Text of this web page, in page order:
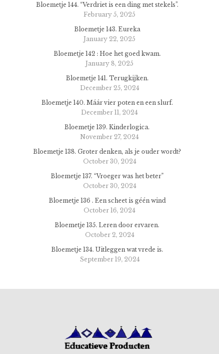
Bloemetje 144. “Verdriet is een ding met stekels”.
February 5, 2025
Bloemetje 143. Eureka
January 22, 2025
Bloemetje 142 : Hoe het goed kwam.
January 8, 2025
Bloemetje 141. Terugkijken.
December 25, 2024
Bloemetje 140. Máár vier poten en een slurf.
December 11, 2024
Bloemetje 139. Kinderlogica.
November 27, 2024
Bloemetje 138. Groter denken, als je ouder wordt?
October 30, 2024
Bloemetje 137. “Vroeger was het beter”
October 30, 2024
Bloemetje 136 . Een scheet is géén wind
October 16, 2024
Bloemetje 135. Leren door ervaren.
October 2, 2024
Bloemetje 134. Uitleggen wat vrede is.
September 19, 2024